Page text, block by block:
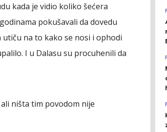
kada je vidio koliko šećera
pokušavali da dovedu
utiču na to kako se nosi i ophodi
I u Dalasu su procuhenili da
ništa tim povodom nije